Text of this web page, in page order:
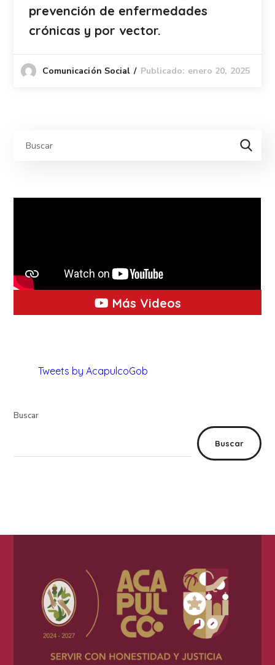
prevención de enfermedades
crónicas y por vector.
Comunicación Social Publicado: enero 20, 2025
Más Videos
Tweets by AcapulcoGob
Buscar
Buscar